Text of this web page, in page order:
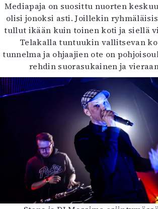
Mediapaja on suosittu nuorten
olisi jonoksi asti. Joillekin
tullut ikään kuin toinen koti ja siellä
Telakalla tuntuukin vallitsevan
tunnelma ja ohjaajien ote on
rehdin suorasukainen ja